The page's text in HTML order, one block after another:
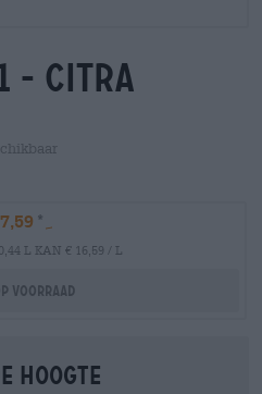
- citra
0,44 L KAN € 16,59 / L
voorraad
hoogte